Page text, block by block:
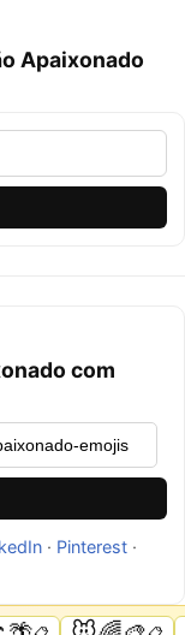
Apaixonado
com
· Pinterest·